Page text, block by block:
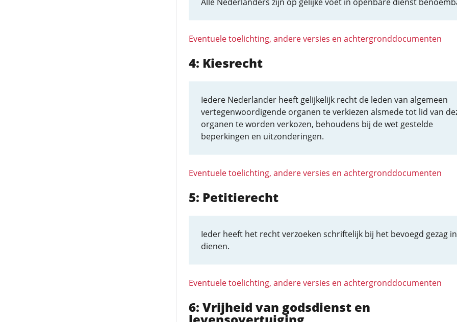
Eventuele toelichting, andere versies en achtergronddocumenten
4: Kiesrecht
Iedere Nederlander heeft gelijkelijk recht de leden van algemeen
vertegenwoordigende organen te verkiezen alsmede tot lid van
organen te worden verkozen, behoudens bij de wet gestelde
beperkingen en uitzonderingen.
Eventuele toelichting, andere versies en achtergronddocumenten
5: Petitierecht
Ieder heeft het recht verzoeken schriftelijk bij het bevoegd gezag
dienen.
Eventuele toelichting, andere versies en achtergronddocumenten
6: Vrijheid van godsdienst en